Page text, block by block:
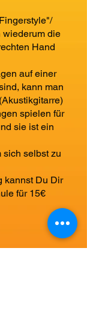
die
Hand
auf einer
kann man
spielen für
sie ist ein
sich selbst zu
kannst Du Dir
für 15€